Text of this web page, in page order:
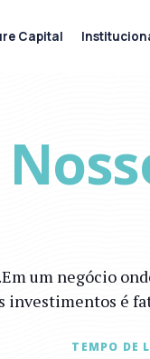
um negócio
investimentos é
TEMPO DE
Capital